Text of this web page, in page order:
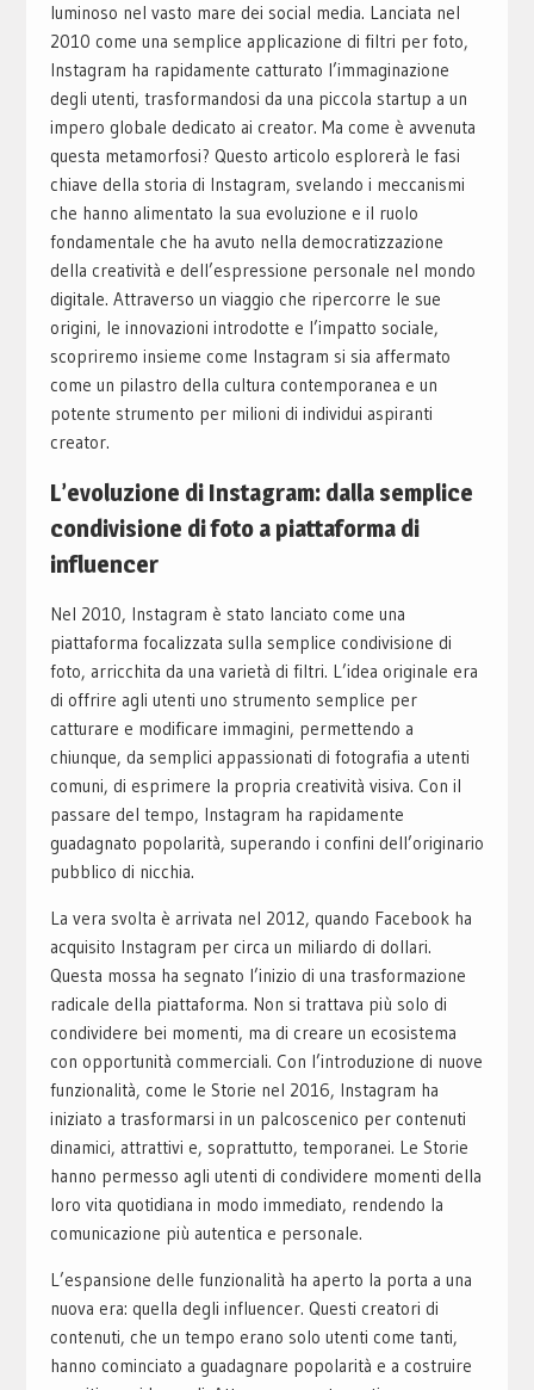
luminoso nel vasto mare dei social media. Lanciata nel
2010 come una semplice applicazione di filtri per foto,
Instagram ha rapidamente catturato l’immaginazione
degli utenti, trasformandosi da una piccola startup a un
impero globale dedicato ai creator. Ma come è avvenuta
questa metamorfosi? Questo articolo esplorerà le fasi
chiave della storia di Instagram, svelando i meccanismi
che hanno alimentato la sua evoluzione e il ruolo
fondamentale che ha avuto nella democratizzazione
della creatività e dell’espressione personale nel mondo
digitale. Attraverso un viaggio che ripercorre le sue
origini, le innovazioni introdotte e l’impatto sociale,
scopriremo insieme come Instagram si sia affermato
come un pilastro della cultura contemporanea e un
potente strumento per milioni di individui aspiranti
creator.
L’evoluzione di Instagram: dalla semplice
condivisione di foto a piattaforma di
influencer
Nel 2010, Instagram è stato lanciato come una
piattaforma focalizzata sulla semplice condivisione di
foto, arricchita da una varietà di filtri. L’idea originale era
di offrire agli utenti uno strumento semplice per
catturare e modificare immagini, permettendo a
chiunque, da semplici appassionati di fotografia a utenti
comuni, di esprimere la propria creatività visiva. Con il
passare del tempo, Instagram ha rapidamente
guadagnato popolarità, superando i confini dell’originario
pubblico di nicchia.
La vera svolta è arrivata nel 2012, quando Facebook ha
acquisito Instagram per circa un miliardo di dollari.
Questa mossa ha segnato l’inizio di una trasformazione
radicale della piattaforma. Non si trattava più solo di
condividere bei momenti, ma di creare un ecosistema
con opportunità commerciali. Con l’introduzione di nuove
funzionalità, come le Storie nel 2016, Instagram ha
iniziato a trasformarsi in un palcoscenico per contenuti
dinamici, attrattivi e, soprattutto, temporanei. Le Storie
hanno permesso agli utenti di condividere momenti della
loro vita quotidiana in modo immediato, rendendo la
comunicazione più autentica e personale.
L’espansione delle funzionalità ha aperto la porta a una
nuova era: quella degli influencer. Questi creatori di
contenuti, che un tempo erano solo utenti come tanti,
hanno cominciato a guadagnare popolarità e a costruire